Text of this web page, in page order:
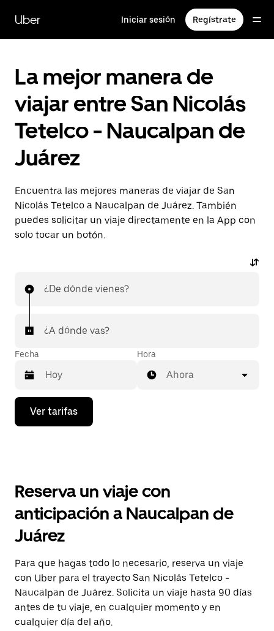
contenido
principal
Uber Iniciar sesión Regístrate
La mejor manera de
viajar entre San Nicolás
Tetelco - Naucalpan de
Juárez
Encuentra las mejores maneras de viajar de San
Nicolás Tetelco a Naucalpan de Juárez. También
puedes solicitar un viaje directamente en la App con
solo tocar un botón.
¿De dónde vienes?
¿A dónde vas?
Fecha
Presiona
flecha
el
y
selecciona
una
Presiona
la
tecla Esc
para
cerrar
el
calendario.
Hora
Ahora
Ver tarifas
Reserva un viaje con
anticipación a Naucalpan de
Juárez
Para que hagas todo lo necesario, reserva un viaje
con Uber para el trayecto San Nicolás Tetelco -
Naucalpan de Juárez. Solicita un viaje hasta 90 días
antes de tu viaje, en cualquier momento y en
cualquier día del año.